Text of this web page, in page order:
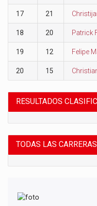
17 21
18 20 Patrick
19 12 Felipe
20 15
RESULTADOS
TODAS LAS